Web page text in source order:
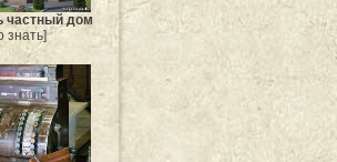
частный дом
знать]